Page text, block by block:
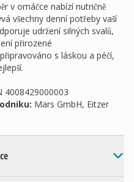
v omáčce nabízí nutričně
všechny denní potřeby vaší
udržení silných svalů,
přirozené
s láskou a péčí,
4008429000003
: Mars GmbH, Eitzer